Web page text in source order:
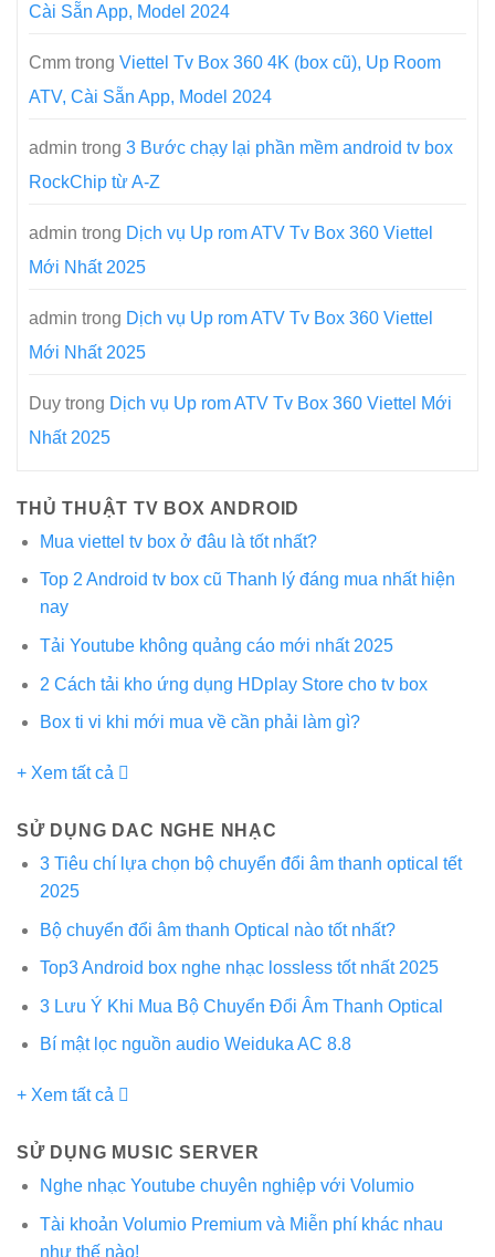
Cài Sẵn App, Model 2024
Cmm trong Viettel Tv Box 360 4K (box cũ), Up Room
ATV, Cài Sẵn App, Model 2024
admin trong 3 Bước chạy lại phần mềm android tv box
RockChip từ A-Z
admin trong Dịch vụ Up rom ATV Tv Box 360 Viettel
Mới Nhất 2025
admin trong Dịch vụ Up rom ATV Tv Box 360 Viettel
Mới Nhất 2025
Duy trong Dịch vụ Up rom ATV Tv Box 360 Viettel Mới
Nhất 2025
THỦ THUẬT TV BOX ANDROID
Mua viettel tv box ở đâu là tốt nhất?
Top 2 Android tv box cũ Thanh lý đáng mua nhất hiện
nay
Tải Youtube không quảng cáo mới nhất 2025
2 Cách tải kho ứng dụng HDplay Store cho tv box
Box ti vi khi mới mua về cần phải làm gì?
+ Xem tất cả
SỬ DỤNG DAC NGHE NHẠC
3 Tiêu chí lựa chọn bộ chuyển đổi âm thanh optical tết
2025
Bộ chuyển đổi âm thanh Optical nào tốt nhất?
Top3 Android box nghe nhạc lossless tốt nhất 2025
3 Lưu Ý Khi Mua Bộ Chuyển Đổi Âm Thanh Optical
Bí mật lọc nguồn audio Weiduka AC 8.8
+ Xem tất cả
SỬ DỤNG MUSIC SERVER
Nghe nhạc Youtube chuyên nghiệp với Volumio
Tài khoản Volumio Premium và Miễn phí khác nhau
như thế nào!